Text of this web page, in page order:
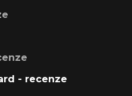
- recenze